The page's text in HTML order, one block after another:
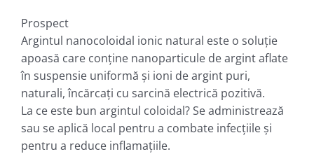
Prospect
Argintul nanocoloidal ionic natural este o soluție
apoasă care conține nanoparticule de argint aflate
în suspensie uniformă şi ioni de argint puri,
naturali, încărcaţi cu sarcină electrică pozitivă.
La ce este bun argintul coloidal? Se administrează
sau se aplică local pentru a combate infecțiile și
pentru a reduce inflamațiile.